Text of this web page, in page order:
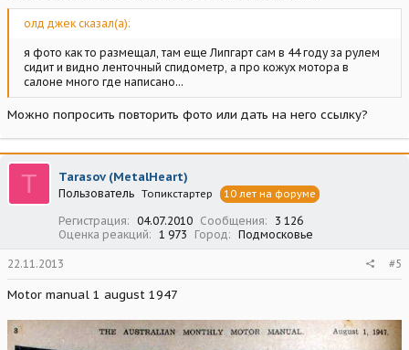
олд джек сказал(а):
я фото как то размещал, там еще Липгарт сам в 44 году за рулем
сидит и видно ленточный спидометр, а про кожух мотора в
салоне много где написано...
Можно попросить повторить фото или дать на него ссылку?
T Tarasov (MetalHeart)
Пользователь Топикстартер 10 лет на форуме
Регистрация 04.07.2010 Сообщения
3 126
Оценка реакций
1 973 Город Подмосковье
22.11.2013 #5
Motor manual 1 august 1947